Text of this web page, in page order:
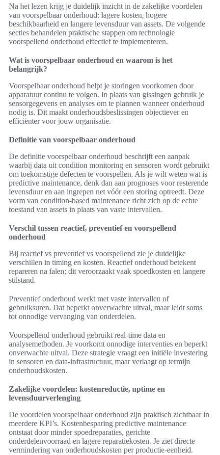
Na het lezen krijg je duidelijk inzicht in de zakelijke voordelen
van voorspelbaar onderhoud: lagere kosten, hogere
beschikbaarheid en langere levensduur van assets. De volgende
secties behandelen praktische stappen om technologie
voorspellend onderhoud effectief te implementeren.
Wat is voorspelbaar onderhoud en waarom is het
belangrijk?
Voorspelbaar onderhoud helpt je storingen voorkomen door
apparatuur continu te volgen. In plaats van gissingen gebruik je
sensorgegevens en analyses om te plannen wanneer onderhoud
nodig is. Dit maakt onderhoudsbeslissingen objectiever en
efficiënter voor jouw organisatie.
Definitie van voorspelbaar onderhoud
De definitie voorspelbaar onderhoud beschrijft een aanpak
waarbij data uit condition monitoring en sensoren wordt gebruikt
om toekomstige defecten te voorspellen. Als je wilt weten wat is
predictive maintenance, denk dan aan prognoses voor resterende
levensduur en aan ingrepen net vóór een storing optreedt. Deze
vorm van condition-based maintenance richt zich op de echte
toestand van assets in plaats van vaste intervallen.
Verschil tussen reactief, preventief en voorspellend
onderhoud
Bij reactief vs preventief vs voorspellend zie je duidelijke
verschillen in timing en kosten. Reactief onderhoud betekent
repareren na falen; dit veroorzaakt vaak spoedkosten en langere
stilstand.
Preventief onderhoud werkt met vaste intervallen of
gebruiksuren. Dat beperkt onverwachte uitval, maar leidt soms
tot onnodige vervanging van onderdelen.
Voorspellend onderhoud gebruikt real-time data en
analysemethoden. Je voorkomt onnodige interventies en beperkt
onverwachte uitval. Deze strategie vraagt een initiële investering
in sensoren en data-infrastructuur, maar verlaagt op termijn
onderhoudskosten.
Zakelijke voordelen: kostenreductie, uptime en
levensduurverlenging
De voordelen voorspelbaar onderhoud zijn praktisch zichtbaar in
meerdere KPI’s. Kostenbesparing predictive maintenance
ontstaat door minder spoedreparaties, gerichte
onderdelenvoorraad en lagere reparatiekosten. Je ziet directe
vermindering van onderhoudskosten per productie-eenheid.